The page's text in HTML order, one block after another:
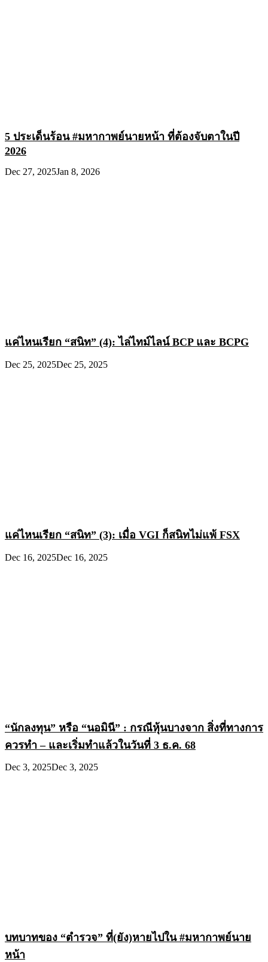
5 ประเด็นร้อน #มหากาพย์นายหน้า ที่ต้องจับตาในปี
2026
Dec 27, 2025Jan 8, 2026
แค่ไหนเรียก “สนิท” (4): ไล่ไทม์ไลน์ BCP และ BCPG
Dec 25, 2025Dec 25, 2025
แค่ไหนเรียก “สนิท” (3): เมื่อ VGI ก็สนิทไม่แพ้ FSX
Dec 16, 2025Dec 16, 2025
“นักลงทุน” หรือ “นอมินี” : กรณีหุ้นบางจาก สิ่งที่ทางการ
ควรทำ – และเริ่มทำแล้วในวันที่ 3 ธ.ค. 68
Dec 3, 2025Dec 3, 2025
บทบาทของ “ตำรวจ” ที่(ยัง)หายไปใน #มหากาพย์นาย
หน้า